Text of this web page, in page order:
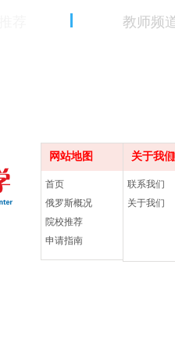
教师频
网站地图 更多
首页
俄罗斯概况
院校推荐
申请指南
关于我们
联系我们
关于我们